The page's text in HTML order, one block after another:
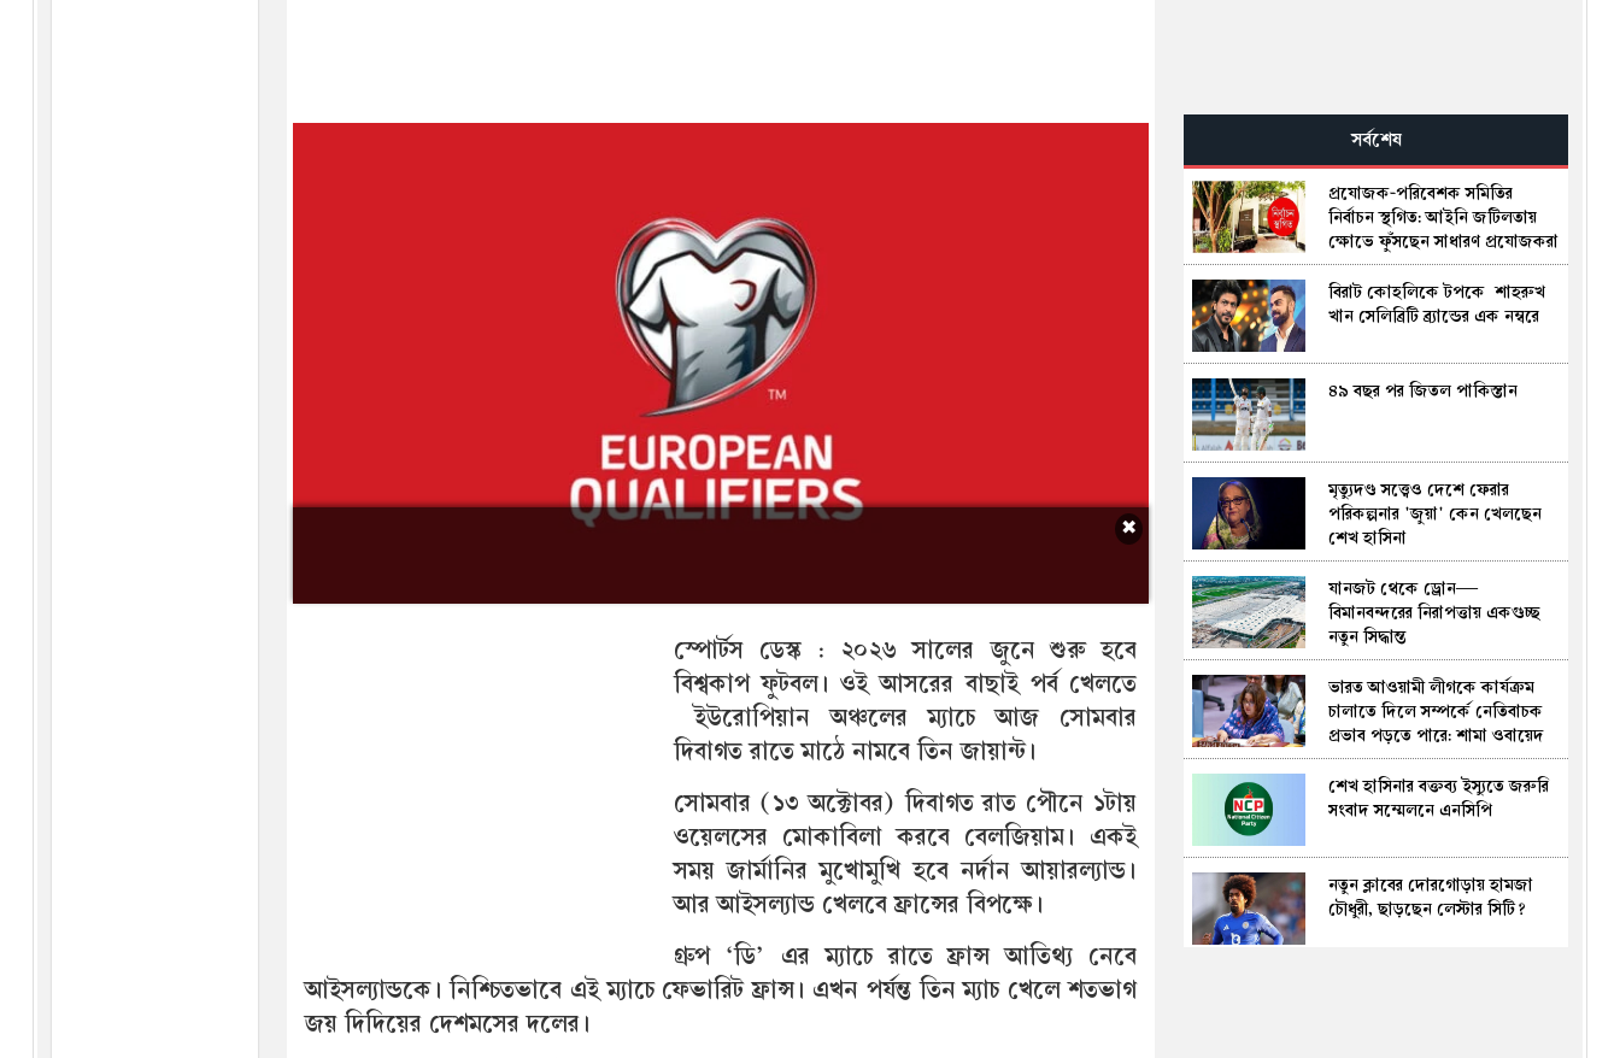
✖
স্পোর্টস ডেস্ক : ২০২৬ সা‌লের জু‌নে শুরু হ‌বে
বিশ্বকাপ ফুটবল। ওই আস‌রের বাছাই পর্ব খেল‌তে
ইউরোপিয়ান অঞ্চলের ম্যাচে আজ সোমবার
দিবাগত রাতে মাঠে নামবে তিন জায়ান্ট।
সোমবার (১৩ অক্টোবর) দিবাগত রাত পৌনে ১টায়
ওয়েলসের মোকাবিলা করবে বেলজিয়াম। একই
সময় জার্মানির মুখোমুখি হবে নর্দান আয়ারল্যান্ড।
আর আইসল্যান্ড খেলবে ফ্রান্সের বিপক্ষে।
গ্রুপ ‘ডি’ এর ম্যাচে রাতে ফ্রান্স আতিথ্য নেবে
আইসল্যান্ডকে। নিশ্চিতভাবে এই ম্যাচে ফেভারিট ফ্রান্স। এখন পর্যন্ত তিন ম্যাচ খেলে শতভাগ
জয় দিদিয়ের দেশমসের দলের।
সর্বশেষ
প্রযোজক-পরিবেশক সমিতির
নির্বাচন স্থগিত: আইনি জটিলতায়
ক্ষোভে ফুঁসছেন সাধারণ প্রযোজকরা
বিরাট কোহলিকে টপকে শাহরুখ
খান সেলিব্রিটি ব্র্যান্ডের এক নম্ব‌রে
৪৯ বছর পর জিতল পাকিস্তান
মৃত্যুদণ্ড সত্ত্বেও দেশে ফেরার
পরিকল্পনার 'জুয়া' কেন খেলছেন
শেখ হাসিনা
যানজট থেকে ড্রোন—
বিমানবন্দরের নিরাপত্তায় একগুচ্ছ
নতুন সিদ্ধান্ত
ভারত আওয়ামী লীগকে কার্যক্রম
চালাতে দিলে সম্পর্কে নেতিবাচক
প্রভাব পড়তে পারে: শামা ওবায়েদ
শেখ হাসিনার বক্তব্য ইস্যুতে জরুরি
সংবাদ সম্মেলনে এনসিপি
নতুন ক্লাবের দোরগোড়ায় হামজা
চৌধুরী, ছাড়ছেন লেস্টার সিটি?